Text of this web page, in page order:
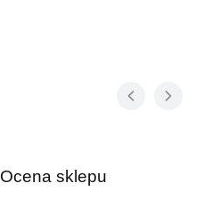
Ocena sklepu